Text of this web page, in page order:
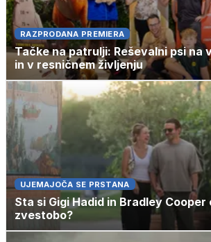
RAZPRODANA PREMIERA
Tačke na patrulji: Reševalni psi na
in v resničnem življenju
UJEMAJOČA SE PRSTANA
Sta si Gigi Hadid in Bradley
zvestobo?